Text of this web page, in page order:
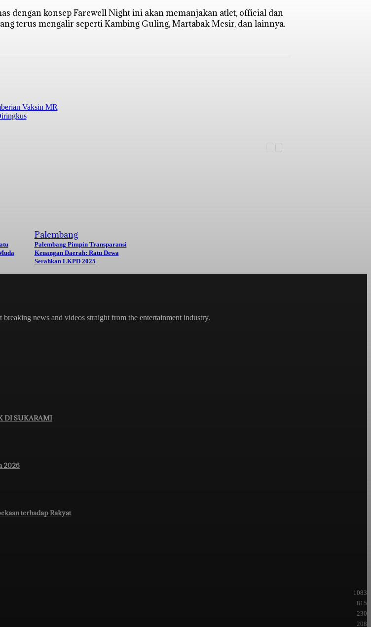
dengan konsep Farewell Night ini akan memanjakan atlet, official dan
terus mengalir seperti Kambing Guling, Martabak Mesir, dan lainnya.
Vaksin MR
Palembang
Palembang Pimpin Transparansi
Keuangan Daerah: Ratu Dewa
Serahkan LKPD 2025
news and videos straight from the entertainment industry.
DI SUKARAMI
2026
terhadap Rakyat
1083
815
230
208